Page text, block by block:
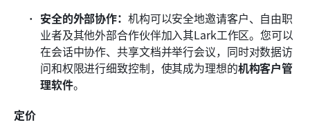
安全的外部协作： 机构可以安全地邀请客户、自由职
业者及其他外部合作伙伴加入其Lark工作区。您可以
在会话中协作、共享文档并举行会议，同时对数据访
问和权限进行细致控制，使其成为理想的机构客户管
理软件。
定价